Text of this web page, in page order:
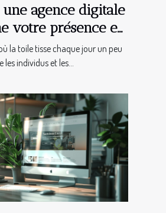
agence digitale
votre présence en
la toile tisse chaque jour un peu
les individus et les...